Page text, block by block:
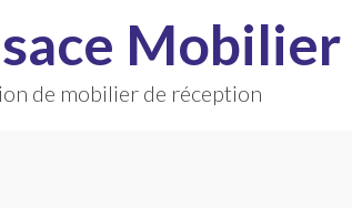
Mobilier
de mobilier de réception